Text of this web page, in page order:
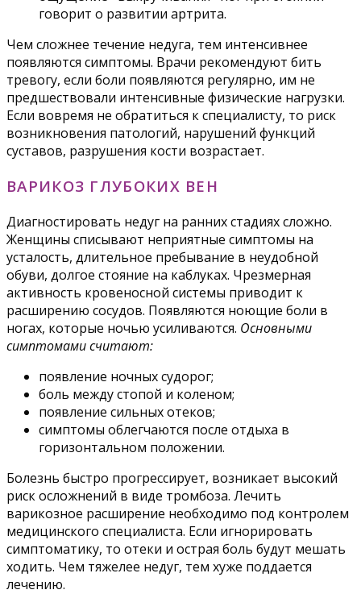
говорит о развитии артрита.
Чем сложнее течение недуга, тем интенсивнее
появляются симптомы. Врачи рекомендуют бить
тревогу, если боли появляются регулярно, им не
предшествовали интенсивные физические нагрузки.
Если вовремя не обратиться к специалисту, то риск
возникновения патологий, нарушений функций
суставов, разрушения кости возрастает.
ВАРИКОЗ ГЛУБОКИХ ВЕН
Диагностировать недуг на ранних стадиях сложно.
Женщины списывают неприятные симптомы на
усталость, длительное пребывание в неудобной
обуви, долгое стояние на каблуках. Чрезмерная
активность кровеносной системы приводит к
расширению сосудов. Появляются ноющие боли в
ногах, которые ночью усиливаются. Основными
симптомами считают:
появление ночных судорог;
боль между стопой и коленом;
появление сильных отеков;
симптомы облегчаются после отдыха в
горизонтальном положении.
Болезнь быстро прогрессирует, возникает высокий
риск осложнений в виде тромбоза. Лечить
варикозное расширение необходимо под контролем
медицинского специалиста. Если игнорировать
симптоматику, то отеки и острая боль будут мешать
ходить. Чем тяжелее недуг, тем хуже поддается
лечению.